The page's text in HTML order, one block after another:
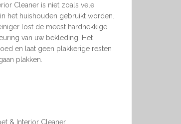
Cleaner is niet zoals vele
het huishouden gebruikt worden.
lost de meest hardnekkige
van uw bekleding. Het
en laat geen plakkerige resten
plakken.
& Interior Cleaner